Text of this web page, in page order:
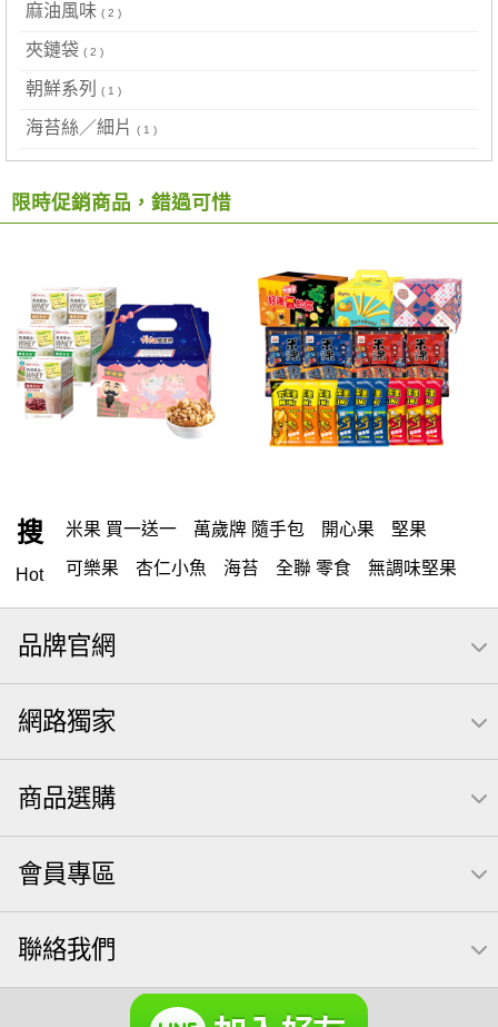
麻油風味 ( 2 )
夾鏈袋 ( 2 )
朝鮮系列 ( 1 )
海苔絲／細片 ( 1 )
限時促銷商品，錯過可惜
搜
Hot
米果 買一送一 萬歲牌 隨手包 開心果 堅果
可樂果 杏仁小魚 海苔 全聯 零食 無調味堅果
隨手包 無調味 全聯 禮盒 綜合纖果 堅穀力
薯條
栗 椒鹽 米果 甘栗 萬歲牌 飲 全聯 拜拜
桶裝
芋頭 三角壽司海苔 核桃 三角 綜合堅果
無調味綜合堅果
無調味綜合果 【萬歲牌】每日堅果系列 小魚
全聯 南瓜子
可樂果 帆布袋 萬歲牌 米果 桶裝堅果 果乾 芝麻
禮盒
全聯 堅果禮盒 萬歲牌 蔓越莓 全聯 海苔
品牌官網
網路獨家
商品選購
會員專區
聯絡我們